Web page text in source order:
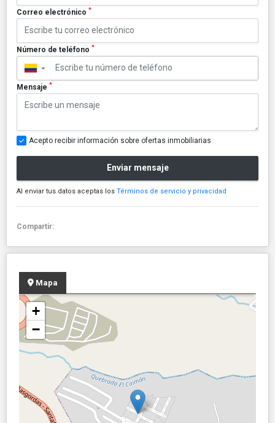
Correo electrónico *
Número de teléfono *
▼
Mensaje *
Acepto recibir información sobre ofertas inmobiliarias
Enviar mensaje
Al enviar tus datos aceptas los Términos de servicio y privacidad
Compartir:
Mapa
+
−